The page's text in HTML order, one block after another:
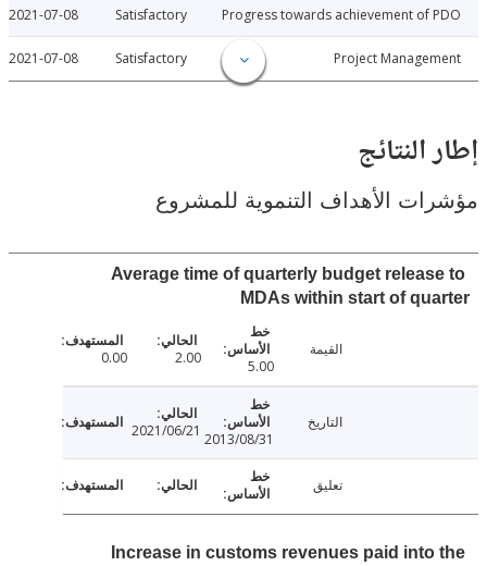
Progress towards achievement of
Satisfactory
2021-07-08
Project
Satisfactory
2021-07-08
الأهداف التنموية للمشروع
Average time of quarterly budget
MDAs within start of
2.00
0.00
2013/08/31
2021/06/21
Increase in customs revenues paid